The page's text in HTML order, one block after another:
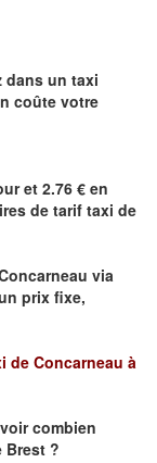
dans un taxi
coûte votre
et 2.76 € en
de tarif taxi de
via
prix fixe,
de Concarneau à
combien
Brest ?